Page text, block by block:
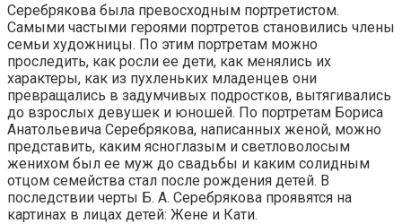
Серебрякова была превосходным портретистом.
Самыми частыми героями портретов становились члены
семьи художницы. По этим портретам можно
проследить, как росли ее дети, как менялись их
характеры, как из пухленьких младенцев они
превращались в задумчивых подростков, вытягивались
до взрослых девушек и юношей. По портретам Бориса
Анатольевича Серебрякова, написанных женой, можно
представить, каким ясноглазым и светловолосым
женихом был ее муж до свадьбы и каким солидным
отцом семейства стал после рождения детей. В
последствии черты Б. А. Серебрякова проявятся на
картинах в лицах детей: Жене и Кати.